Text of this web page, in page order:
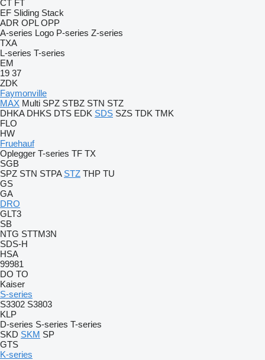
CT FT
EF Sliding Stack
ADR OPL OPP
A-series Logo P-series Z-series
TXA
L-series T-series
EM
19 37
ZDK
Faymonville
MAX Multi SPZ STBZ STN STZ
DHKA DHKS DTS EDK SDS SZS TDK TMK
FLO
HW
Fruehauf
Oplegger T-series TF TX
SGB
SPZ STN STPA STZ THP TU
GS
GA
DRO
GLT3
SB
NTG STTM3N
SDS-H
HSA
99981
DO TO
Kaiser
S-series
S3302 S3803
KLP
D-series S-series T-series
SKD SKM SP
GTS
K-series